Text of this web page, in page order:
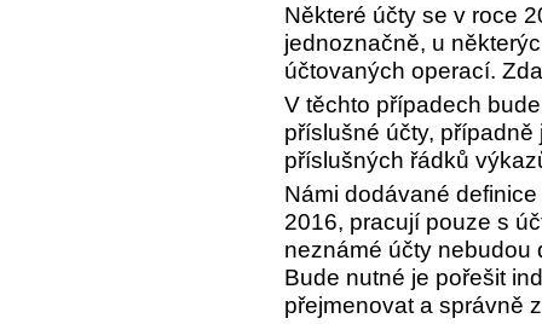
Některé účty se v roce
jednoznačně, u
účtovaných operací.
V těchto případech
příslušné účty,
příslušných řádků
Námi dodávané
2016, pracují pouze s
neznámé účty nebudou
Bude nutné je pořešit
přejmenovat a správně